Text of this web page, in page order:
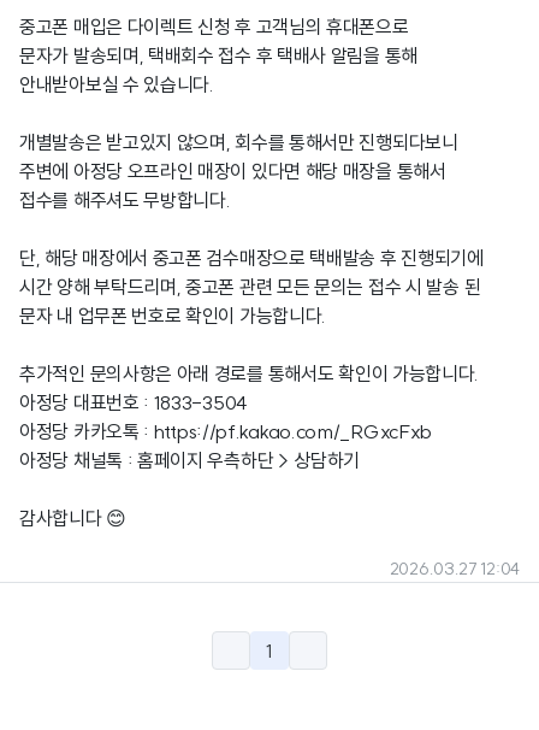
중고폰 매입은 다이렉트 신청 후 고객님의 휴대폰으로
문자가 발송되며, 택배회수 접수 후 택배사 알림을 통해
안내받아보실 수 있습니다.
개별발송은 받고있지 않으며, 회수를 통해서만 진행되다보니
주변에 아정당 오프라인 매장이 있다면 해당 매장을 통해서
접수를 해주셔도 무방합니다.
단, 해당 매장에서 중고폰 검수매장으로 택배발송 후 진행되기에
시간 양해 부탁드리며, 중고폰 관련 모든 문의는 접수 시 발송 된
문자 내 업무폰 번호로 확인이 가능합니다.
추가적인 문의사항은 아래 경로를 통해서도 확인이 가능합니다.
아정당 대표번호 : 1833-3504
아정당 카카오톡 : https://pf.kakao.com/_RGxcFxb
아정당 채널톡 : 홈페이지 우측하단 > 상담하기
감사합니다 😊
2026.03.27 12:04
1